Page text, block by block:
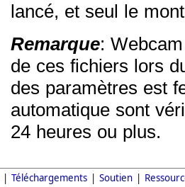
lancé, et seul le
Remarque:
de ces fichiers lors
des paramètres est
automatique sont
24 heures ou plus.
| Téléchargements | Soutien |